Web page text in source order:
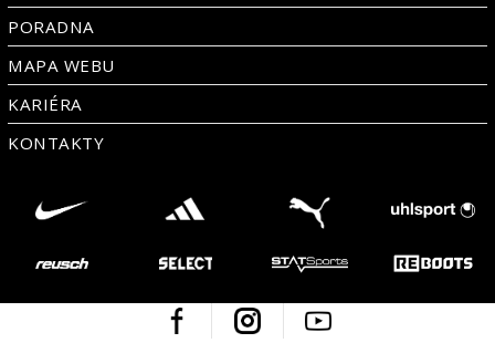
PORADNA
MAPA WEBU
KARIÉRA
KONTAKTY
Facebook Instagram